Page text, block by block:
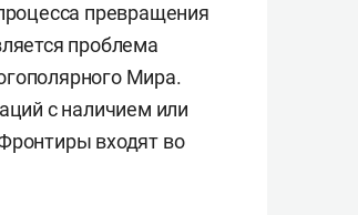
превращения
проблема
Мира.
с наличием или
входят во